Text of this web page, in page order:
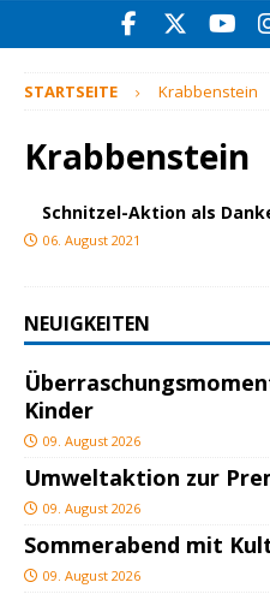
STARTSEITE Krabbenstein
Krabbenstein
Schnitzel-Aktion als
06. August 2021
NEUIGKEITEN
Kinder
09. August 2026
Umweltaktion zur
09. August 2026
Sommerabend mit
09. August 2026